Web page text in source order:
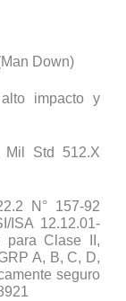
Down)
impacto y
Mil Std 512.X
N° 157-92
ISA 12.12.01-
para Clase II,
A, B, C, D,
seguro